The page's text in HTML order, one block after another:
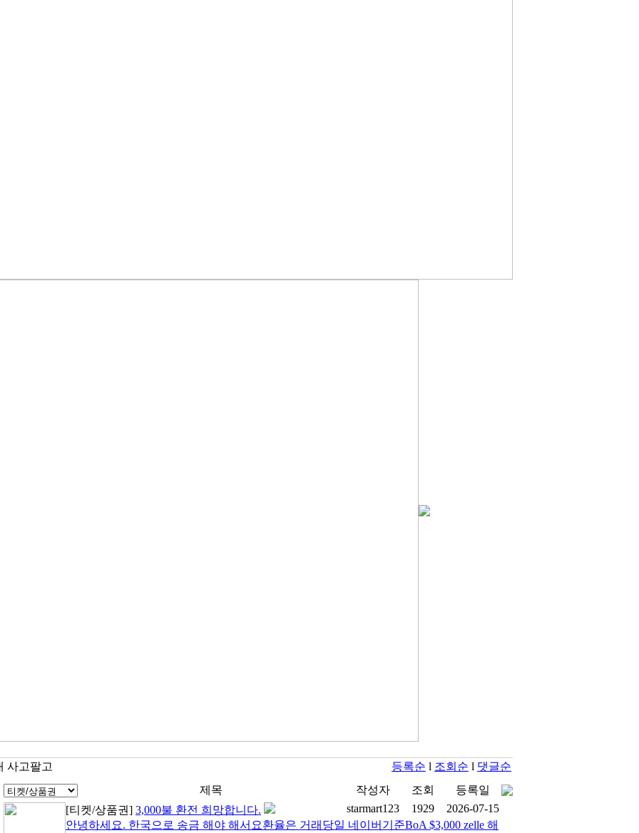
사고팔고 등록순 l 조회순 l 댓글순
제목
작성자 조회
등록일
[티켓/상품권] 3,000불 환전 희망합니다. starmart123 1929
2026-07-15
안녕하세요. 한국으로 송금 해야 해서요환율은 거래당일 네이버기준BoA $3,000 zelle 해